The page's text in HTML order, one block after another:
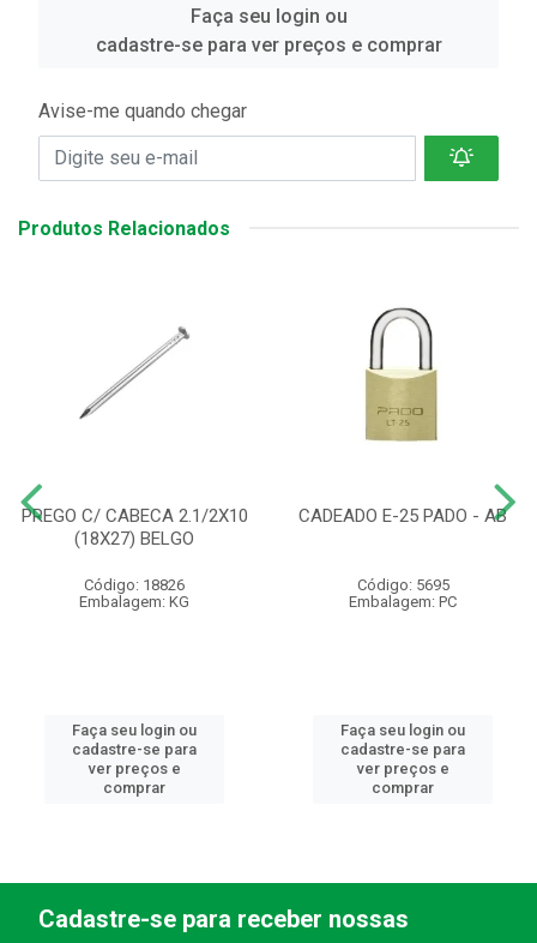
Faça seu login ou
cadastre-se para ver preços e comprar
Avise-me quando chegar
Produtos Relacionados
PREGO C/ CABECA 2.1/2X10
(18X27) BELGO
Código: 18826
Embalagem: KG
Faça seu login ou
cadastre-se para
ver preços e
comprar
CADEADO E-25 PADO - AB
Código: 5695
Embalagem: PC
Faça seu login ou
cadastre-se para
ver preços e
comprar
Cadastre-se para receber nossas